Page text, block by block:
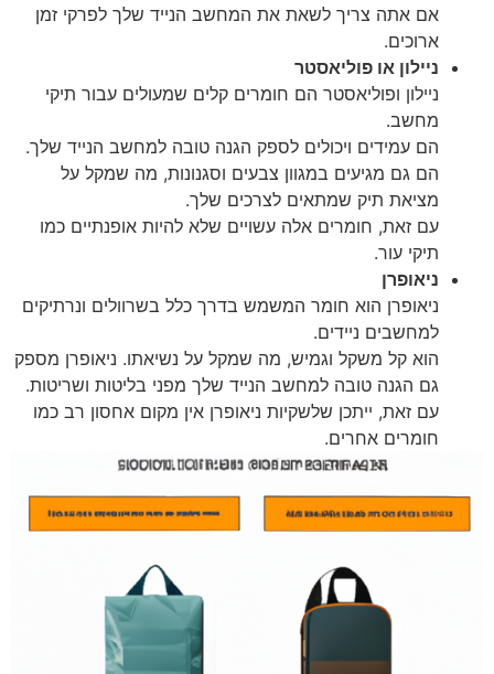
אם אתה צריך לשאת את המחשב הנייד שלך לפרקי זמן
ארוכים.
ניילון או פוליאסטר
ניילון ופוליאסטר הם חומרים קלים שמעולים עבור תיקי
מחשב.
הם עמידים ויכולים לספק הגנה טובה למחשב הנייד שלך.
הם גם מגיעים במגוון צבעים וסגנונות, מה שמקל על
מציאת תיק שמתאים לצרכים שלך.
עם זאת, חומרים אלה עשויים שלא להיות אופנתיים כמו
תיקי עור.
ניאופרן
ניאופרן הוא חומר המשמש בדרך כלל בשרוולים ונרתיקים
למחשבים ניידים.
הוא קל משקל וגמיש, מה שמקל על נשיאתו. ניאופרן מספק
גם הגנה טובה למחשב הנייד שלך מפני בליטות ושריטות.
עם זאת, ייתכן שלשקיות ניאופרן אין מקום אחסון רב כמו
חומרים אחרים.